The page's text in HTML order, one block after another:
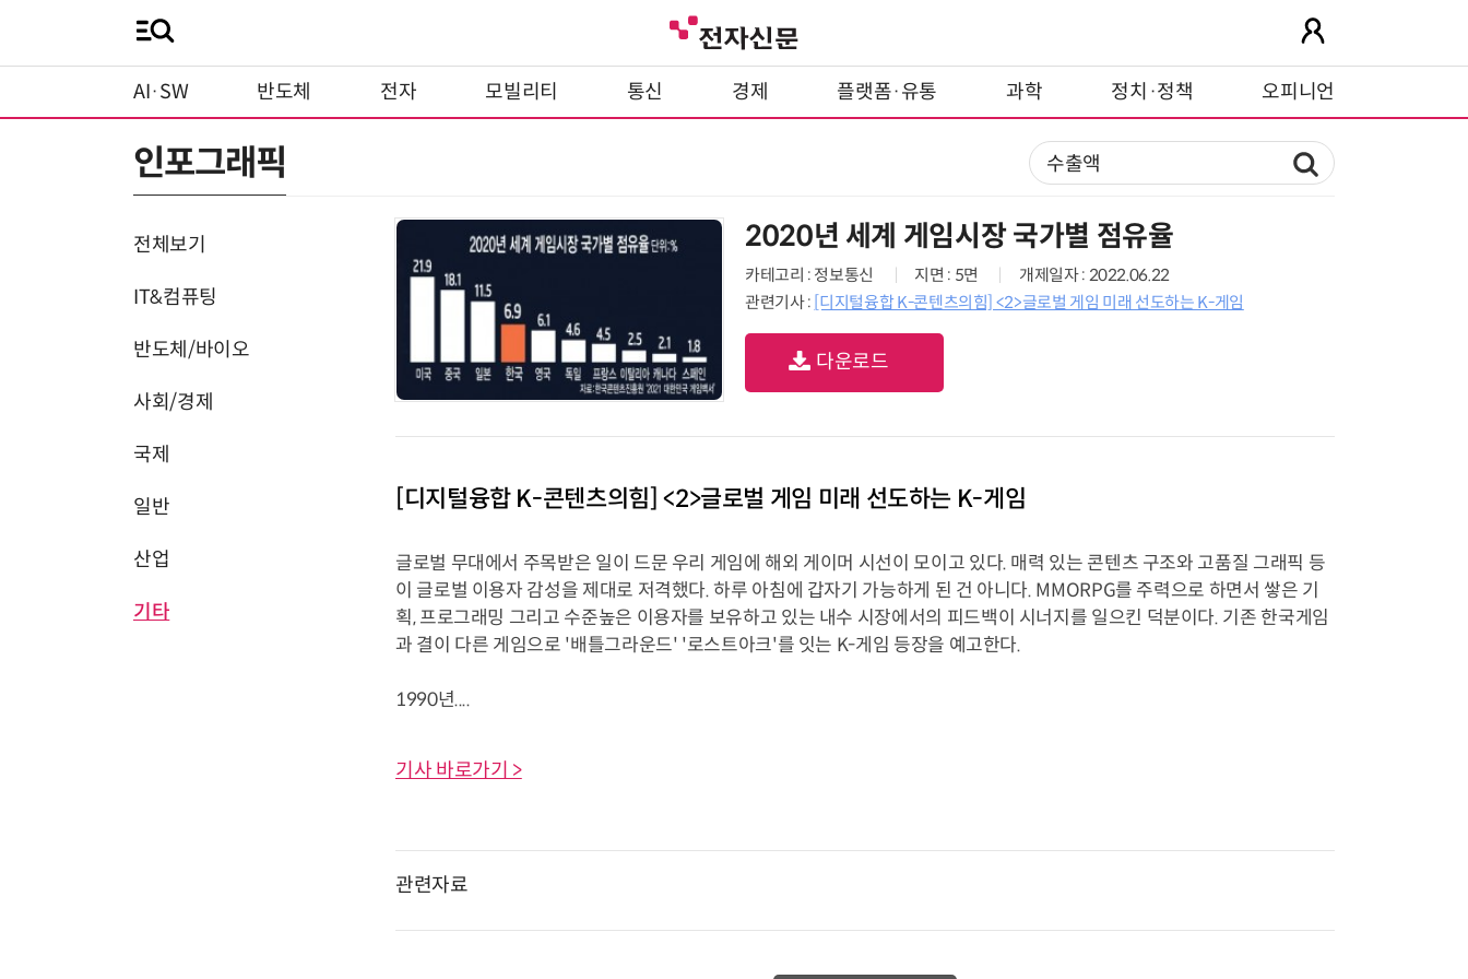
AI·SW 반도체 전자 모빌리티 통신 경제 플랫폼·유통 과학 정치·정책 오피니언
인포그래픽
전체보기
IT&컴퓨팅
반도체/바이오
사회/경제
국제
일반
산업
기타
2020년 세계 게임시장 국가별 점유율
카테고리 : 정보통신 지면 : 5면
개제일자 : 2022.06.22
관련기사 : [디지털융합 K-콘텐츠의힘] <2>글로벌 게임 미래 선도하는 K-게임
다운로드
[디지털융합 K-콘텐츠의힘] <2>글로벌 게임 미래 선도하는 K-게임
글로벌 무대에서 주목받은 일이 드문 우리 게임에 해외 게이머 시선이 모이고 있다. 매력 있는 콘텐츠 구조와 고품질 그래픽 등
이 글로벌 이용자 감성을 제대로 저격했다. 하루 아침에 갑자기 가능하게 된 건 아니다. MMORPG를 주력으로 하면서 쌓은 기
획, 프로그래밍 그리고 수준높은 이용자를 보유하고 있는 내수 시장에서의 피드백이 시너지를 일으킨 덕분이다. 기존 한국게임
과 결이 다른 게임으로 '배틀그라운드' '로스트아크'를 잇는 K-게임 등장을 예고한다.
1990년....
기사 바로가기 >
관련자료